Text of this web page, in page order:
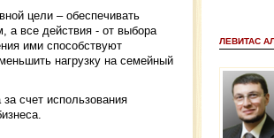
цели – обеспечивать
а все действия - от выбора
ими способствуют
нагрузку на семейный
счет использования
ЛЕВИТАС